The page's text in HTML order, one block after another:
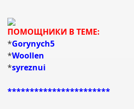
ПОМОЩНИКИ В ТЕМЕ:
*Gorynych5
*Woollen
*syreznui
***********************